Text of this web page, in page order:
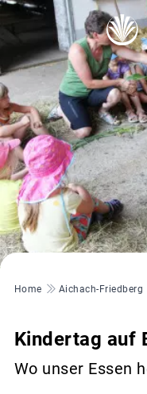
Pfadnavigation
Home Aichach-Friedberg
Kindertag auf
Wo unser Essen